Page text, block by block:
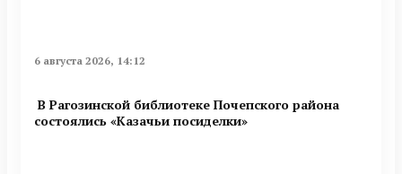
6 августа 2026, 14:12
В Рагозинской библиотеке Почепского района
состоялись «Казачьи посиделки»